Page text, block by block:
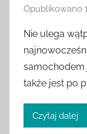
Opublikowano
Nie ulega
samochodem
także jest po
Czytaj dalej